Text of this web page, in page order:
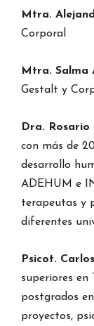
Mtra.
Corporal
Mtra. Salma
Gestalt y
Dra. Rosario
con más de
desarrollo
ADEHUM e
terapeutas y
diferentes
Psicot.
superiores en
postgrados
proyectos,